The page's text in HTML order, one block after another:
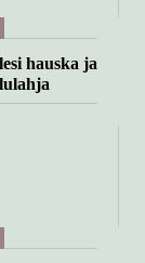
hauska ja